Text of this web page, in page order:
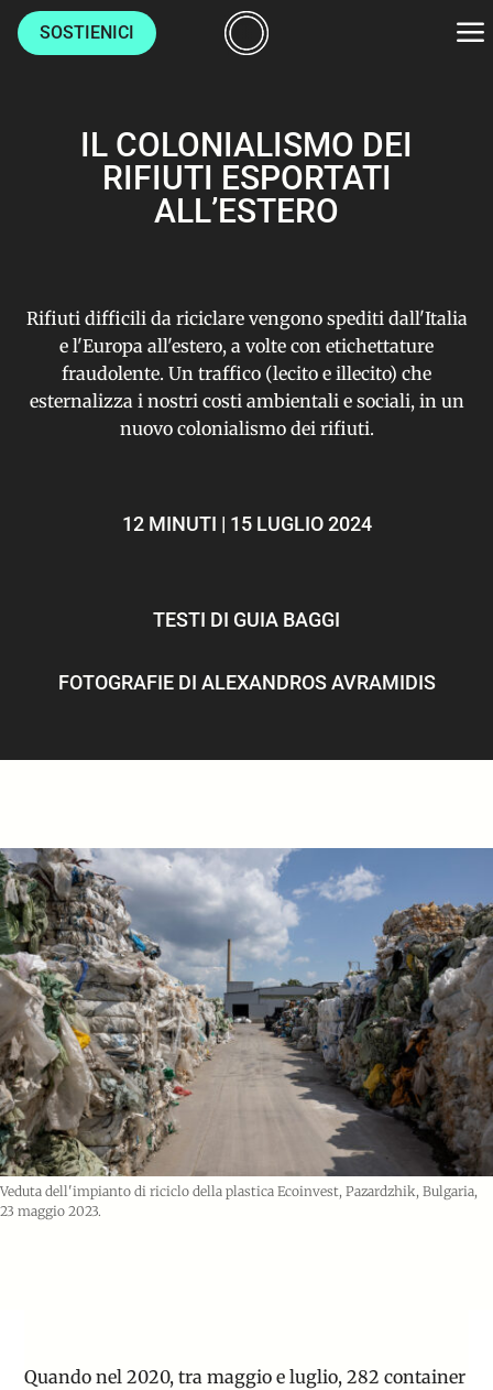
SOSTIENICI
CULTURE
VITA
HOME
CHI SIAMO
ULTIMI ARTICOLI
IL COLONIALISMO DEI
RIFIUTI ESPORTATI
ALL’ESTERO
Rifiuti difficili da riciclare vengono spediti dall'Italia
e l'Europa all'estero, a volte con etichettature
fraudolente. Un traffico (lecito e illecito) che
esternalizza i nostri costi ambientali e sociali, in un
nuovo colonialismo dei rifiuti.
12 MINUTI | 15 LUGLIO 2024
TESTI DI GUIA BAGGI
FOTOGRAFIE DI ALEXANDROS AVRAMIDIS
Veduta dell'impianto di riciclo della plastica Ecoinvest, Pazardzhik, Bulgaria,
23 maggio 2023.
Quando nel 2020, tra maggio e luglio, 282 container